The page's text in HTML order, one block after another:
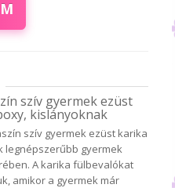
szív gyermek ezüst
kislányoknak
szív gyermek ezüst karika
legnépszerűbb gyermek
A karika fülbevalókat
amikor a gyermek már